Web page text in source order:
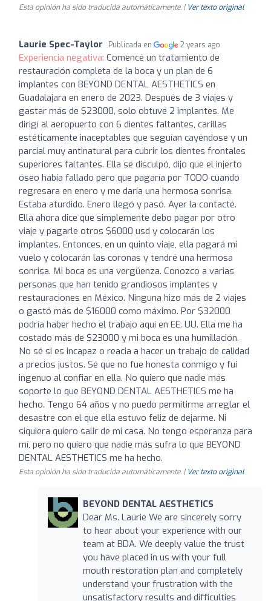
Esta opinión ha sido traducida automáticamente. | Ver texto original
Laurie Spec-Taylor Publicada en 2 years ago
Experiencia negativa: Comencé un tratamiento de
restauración completa de la boca y un plan de 6
implantes con BEYOND DENTAL AESTHETICS en
Guadalajara en enero de 2023. Después de 3 viajes y
gastar más de $23000, solo obtuve 2 implantes. Me
dirigí al aeropuerto con 6 dientes faltantes, carillas
estéticamente inaceptables que seguían cayéndose y un
parcial muy antinatural para cubrir los dientes frontales
superiores faltantes. Ella se disculpó, dijo que el injerto
óseo había fallado pero que pagaría por TODO cuando
regresara en enero y me daría una hermosa sonrisa.
Estaba aturdido. Enero llegó y pasó. Ayer la contacté.
Ella ahora dice que simplemente debo pagar por otro
viaje y pagarle otros $6000 usd y colocarán los
implantes. Entonces, en un quinto viaje, ella pagará mi
vuelo y colocarán las coronas y tendré una hermosa
sonrisa. Mi boca es una vergüenza. Conozco a varias
personas que han tenido grandiosos implantes y
restauraciones en México. Ninguna hizo más de 2 viajes
o gastó más de $16000 como máximo. Por $32000
podría haber hecho el trabajo aquí en EE. UU. Ella me ha
costado más de $23000 y mi boca es una humillación.
No sé si es incapaz o reacia a hacer un trabajo de calidad
a precios justos. Sé que no fue honesta conmigo y fui
ingenuo al confiar en ella. No quiero que nadie más
soporte lo que BEYOND DENTAL AESTHETICS me ha
hecho. Tengo 64 años y no puedo permitirme arreglar el
desastre con el que ella estuvo feliz de dejarme. Ni
siquiera quiero salir de mi casa. No tengo esperanza para
mí, pero no quiero que nadie más sufra lo que BEYOND
DENTAL AESTHETICS me ha hecho.
Esta opinión ha sido traducida automáticamente. | Ver texto original
BEYOND DENTAL AESTHETICS
Dear Ms. Laurie We are sincerely sorry
to hear about your experience with our
team at BDA. We deeply value the trust
you have placed in us with your full
mouth restoration plan and completely
understand your frustration with the
unsatisfactory results and difficulties